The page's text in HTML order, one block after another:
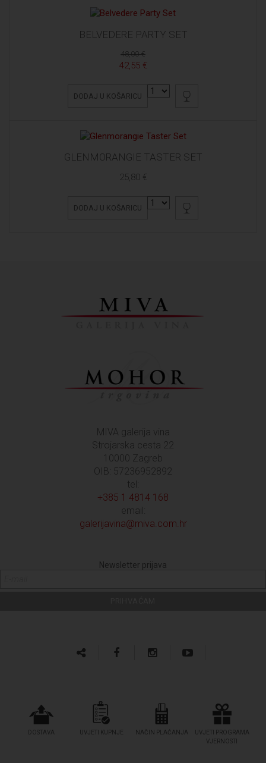
BELVEDERE PARTY SET
48,00 €
42,55 €
DODAJ U KOŠARICU
GLENMORANGIE TASTER SET
25,80 €
DODAJ U KOŠARICU
MIVA galerija vina
Strojarska cesta 22
10000 Zagreb
OIB: 57236952892
tel:
+385 1 4814 168
email:
galerijavina@miva.com.hr
Newsletter prijava
DOSTAVA UVJETI KUPNJE NAČIN PLAĆANJA
UVJETI PROGRAMA
VJERNOSTI